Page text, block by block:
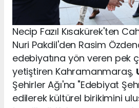
Necip Fazıl Kısakürek'ten
Nuri Pakdil'den Rasim
edebiyatına yön veren pek
yetiştiren Kahramanmaraş,
Şehirler Ağı'na "Edebiyat
edilerek kültürel birikimini